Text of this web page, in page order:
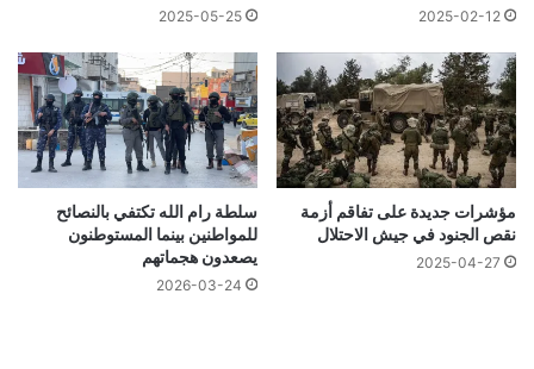
2025-02-12
2025-05-25
مؤشرات جديدة على تفاقم أزمة
نقص الجنود في جيش الاحتلال
2025-04-27
سلطة رام الله تكتفي بالنصائح
للمواطنين بينما المستوطنون
يصعدون هجماتهم
2026-03-24